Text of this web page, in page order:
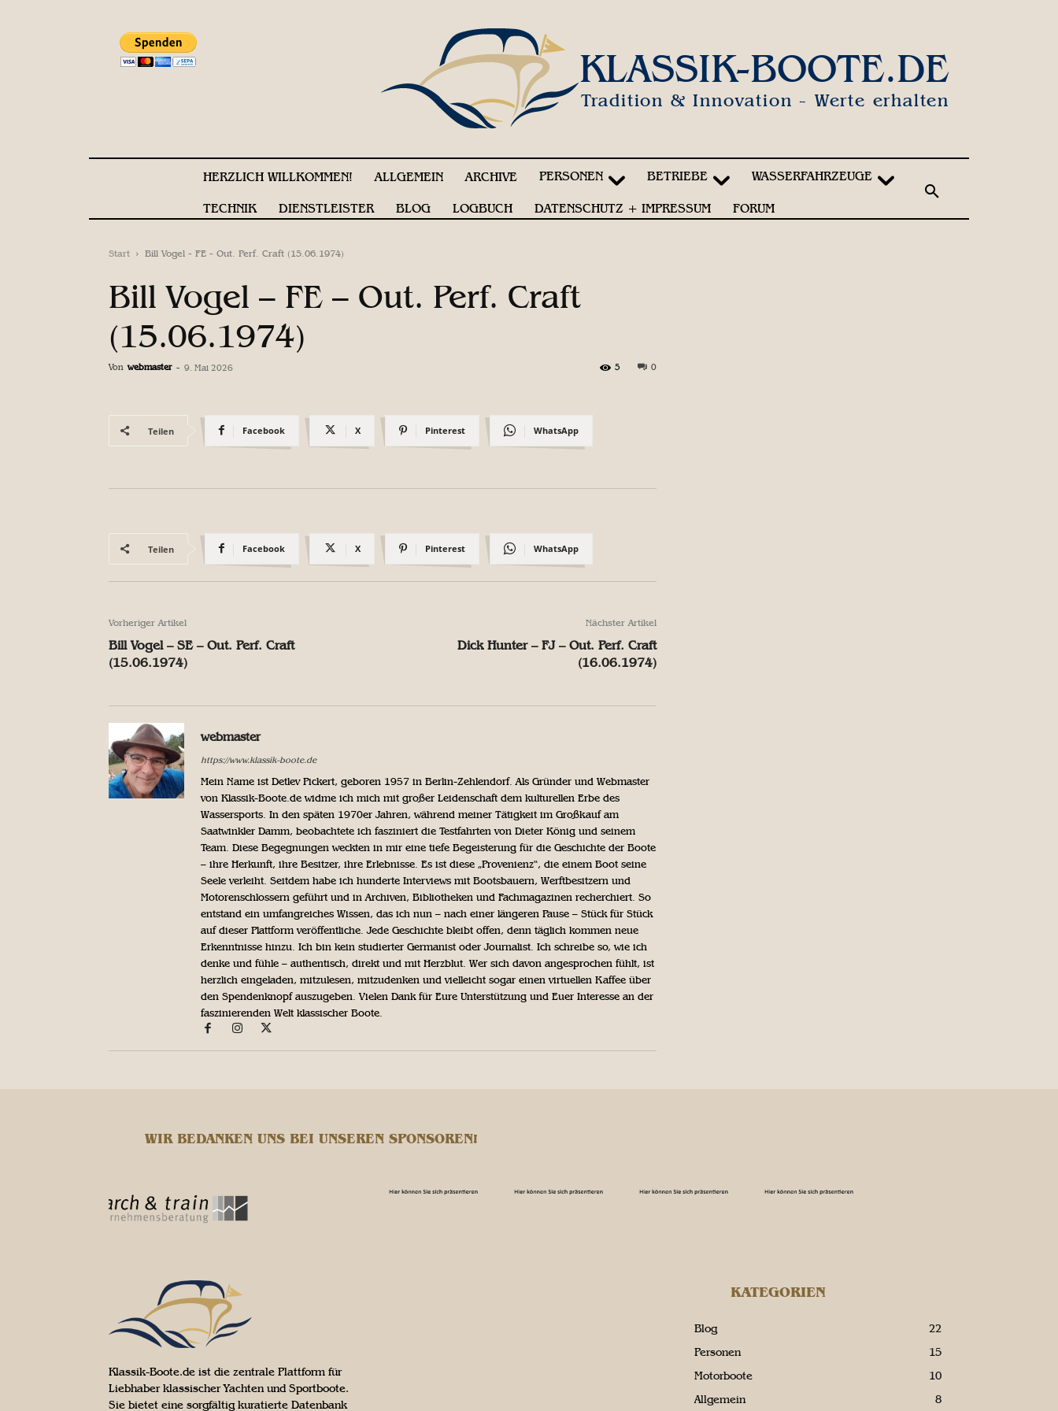
KLASSIK-BOOTE.DE
Tradition & Innovation - Werte erhalten
HERZLICH WILLKOMMEN! ALLGEMEIN ARCHIVE PERSONEN BETRIEBE WASSERFAHRZEUGE
TECHNIK DIENSTLEISTER BLOG LOGBUCH DATENSCHUTZ + IMPRESSUM FORUM
Start Bill Vogel - FE - Out. Perf. Craft (15.06.1974)
Bill Vogel – FE – Out. Perf. Craft
(15.06.1974)
Von webmaster - 9. Mai 2026 0
5
Teilen Facebook X Pinterest WhatsApp
Teilen Facebook X Pinterest WhatsApp
Vorheriger Artikel
Bill Vogel – SE – Out. Perf. Craft
(15.06.1974)
Nächster Artikel
Dick Hunter – FJ – Out. Perf. Craft
(16.06.1974)
webmaster
https://www.klassik-boote.de
Mein Name ist Detlev Pickert, geboren 1957 in Berlin-Zehlendorf. Als Gründer und Webmaster
von Klassik-Boote.de widme ich mich mit großer Leidenschaft dem kulturellen Erbe des
Wassersports. In den späten 1970er Jahren, während meiner Tätigkeit im Großkauf am
Saatwinkler Damm, beobachtete ich fasziniert die Testfahrten von Dieter König und seinem
Team. Diese Begegnungen weckten in mir eine tiefe Begeisterung für die Geschichte der Boote
– ihre Herkunft, ihre Besitzer, ihre Erlebnisse. Es ist diese „Provenienz“, die einem Boot seine
Seele verleiht. Seitdem habe ich hunderte Interviews mit Bootsbauern, Werftbesitzern und
Motorenschlossern geführt und in Archiven, Bibliotheken und Fachmagazinen recherchiert. So
entstand ein umfangreiches Wissen, das ich nun – nach einer längeren Pause – Stück für Stück
auf dieser Plattform veröffentliche. Jede Geschichte bleibt offen, denn täglich kommen neue
Erkenntnisse hinzu. Ich bin kein studierter Germanist oder Journalist. Ich schreibe so, wie ich
denke und fühle – authentisch, direkt und mit Herzblut. Wer sich davon angesprochen fühlt, ist
herzlich eingeladen, mitzulesen, mitzudenken und vielleicht sogar einen virtuellen Kaffee über
den Spendenknopf auszugeben. Vielen Dank für Eure Unterstützung und Euer Interesse an der
faszinierenden Welt klassischer Boote.
WIR BEDANKEN UNS BEI UNSEREN SPONSOREN!
Klassik-Boote.de ist die zentrale Plattform für
Liebhaber klassischer Yachten und Sportboote.
Sie bietet eine sorgfältig kuratierte Datenbank
KATEGORIEN
Blog
22
Personen
15
Motorboote
10
Allgemein
8